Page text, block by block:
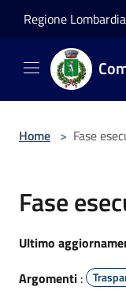
Regione Lombardia
Home > Fase
Fase
Ultimo
Argomenti :